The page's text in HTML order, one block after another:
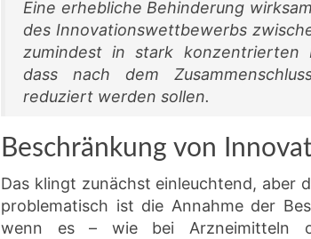
Eine erhebliche Behinderung
des Innovationswettbewerbs
zumindest in stark konzentrierten
dass nach dem
reduziert werden sollen.
Beschränkung von
Das klingt zunächst einleuchtend, aber
problematisch ist die Annahme der
wenn es – wie bei Arzneimitteln